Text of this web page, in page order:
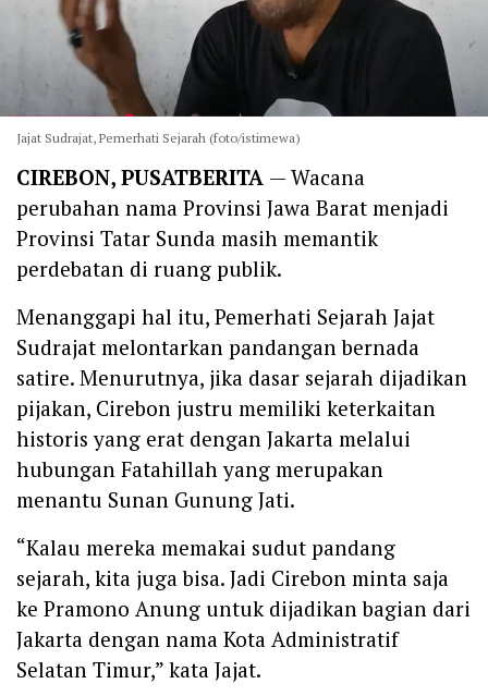
Jajat Sudrajat, Pemerhati Sejarah (foto/istimewa)
CIREBON, PUSATBERITA — Wacana
perubahan nama Provinsi Jawa Barat menjadi
Provinsi Tatar Sunda masih memantik
perdebatan di ruang publik.
Menanggapi hal itu, Pemerhati Sejarah Jajat
Sudrajat melontarkan pandangan bernada
satire. Menurutnya, jika dasar sejarah dijadikan
pijakan, Cirebon justru memiliki keterkaitan
historis yang erat dengan Jakarta melalui
hubungan Fatahillah yang merupakan
menantu Sunan Gunung Jati.
“Kalau mereka memakai sudut pandang
sejarah, kita juga bisa. Jadi Cirebon minta saja
ke Pramono Anung untuk dijadikan bagian dari
Jakarta dengan nama Kota Administratif
Selatan Timur,” kata Jajat.